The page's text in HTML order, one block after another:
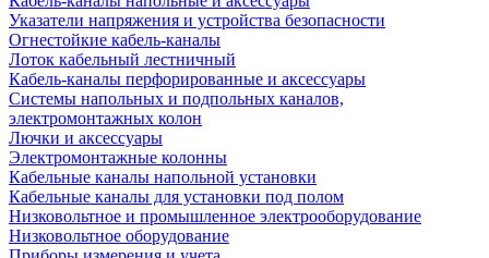
Указатели напряжения и устройства безопасности
Огнестойкие кабель-каналы
Лоток кабельный лестничный
Кабель-каналы перфорированные и аксессуары
Системы напольных и подпольных каналов,
электромонтажных колон
Лючки и аксессуары
Электромонтажные колонны
Кабельные каналы напольной установки
Кабельные каналы для установки под полом
Низковольтное и промышленное электрооборудование
Низковольтное оборудование